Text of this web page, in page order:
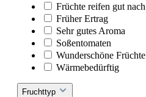
Früchte reifen gut nach
Früher Ertrag
Sehr gutes Aroma
Soßentomaten
Wunderschöne Früchte
Wärmebedürftig
Fruchttyp